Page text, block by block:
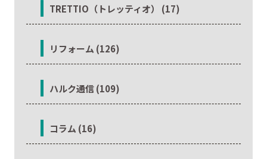
TRETTIO（トレッティオ） (17)
リフォーム (126)
ハルク通信 (109)
コラム (16)